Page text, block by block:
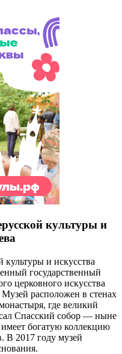
культуры и
и искусства
государственный
церковного искусства
расположен в стенах
где великий
Спасский собор — ныне
богатую коллекцию
В 2017 году музей